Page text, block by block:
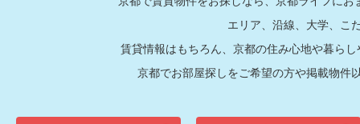
エリア、沿線、大学、こ
賃貸情報はもちろん、京都の住み心地や暮ら
京都でお部屋探しをご希望の方や掲載物件